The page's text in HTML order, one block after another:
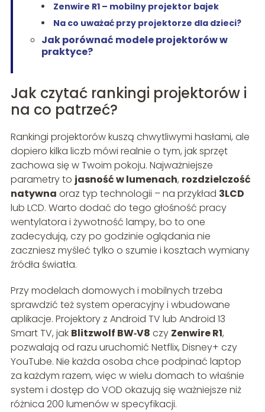
Zenwire R1 – mobilny projektor bajek
Na co uważać przy projektorze dla dzieci?
Jak porównać modele projektorów w
praktyce?
Jak czytać rankingi projektorów i
na co patrzeć?
Rankingi projektorów kuszą chwytliwymi hasłami, ale
dopiero kilka liczb mówi realnie o tym, jak sprzęt
zachowa się w Twoim pokoju. Najważniejsze
parametry to jasność w lumenach, rozdzielczość
natywna oraz typ technologii – na przykład 3LCD
lub LCD. Warto dodać do tego głośność pracy
wentylatora i żywotność lampy, bo to one
zadecydują, czy po godzinie oglądania nie
zaczniesz myśleć tylko o szumie i kosztach wymiany
źródła światła.
Przy modelach domowych i mobilnych trzeba
sprawdzić też system operacyjny i wbudowane
aplikacje. Projektory z Android TV lub Android 13
Smart TV, jak Blitzwolf BW‑V8 czy Zenwire R1,
pozwalają od razu uruchomić Netflix, Disney+ czy
YouTube. Nie każda osoba chce podpinać laptop
za każdym razem, więc w wielu domach to właśnie
system i dostęp do VOD okazują się ważniejsze niż
różnica 200 lumenów w specyfikacji.